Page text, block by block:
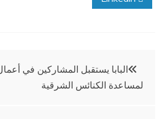
تصفّح
المقالات
البابا يستقبل المشاركين في
لمساعدة الكنائس الشرقية